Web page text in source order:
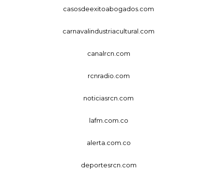
casosdeexitoabogados.com
carnavalindustriacultural.com
canalrcn.com
rcnradio.com
noticiasrcn.com
lafm.com.co
alerta.com.co
deportesrcn.com